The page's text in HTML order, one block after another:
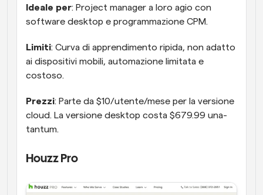
Ideale per: Project manager a loro agio con
software desktop e programmazione CPM.
Limiti: Curva di apprendimento ripida, non adatto
ai dispositivi mobili, automazione limitata e
costoso.
Prezzi: Parte da $10/utente/mese per la versione
cloud. La versione desktop costa $679.99 una-
tantum.
Houzz Pro